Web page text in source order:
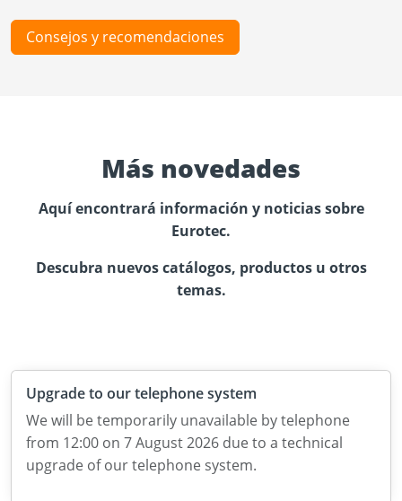
Consejos y recomendaciones
Más novedades
Aquí encontrará información y noticias sobre
Eurotec.
Descubra nuevos catálogos, productos u otros
temas.
Upgrade to our telephone system
We will be temporarily unavailable by telephone
from 12:00 on 7 August 2026 due to a technical
upgrade of our telephone system.